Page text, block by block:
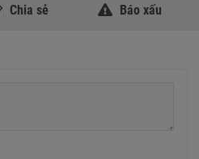
Chia sẻ Báo xấu